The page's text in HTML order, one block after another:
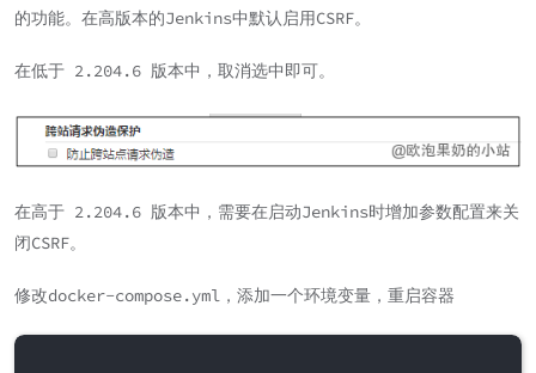
的功能。在高版本的Jenkins中默认启用CSRF。
在低于 2.204.6 版本中，取消选中即可。
在高于 2.204.6 版本中，需要在启动Jenkins时增加参数配置来关
闭CSRF。
修改docker-compose.yml，添加一个环境变量，重启容器